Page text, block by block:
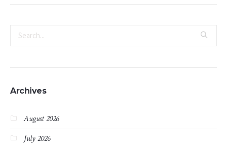
Archives
August 2026
July 2026